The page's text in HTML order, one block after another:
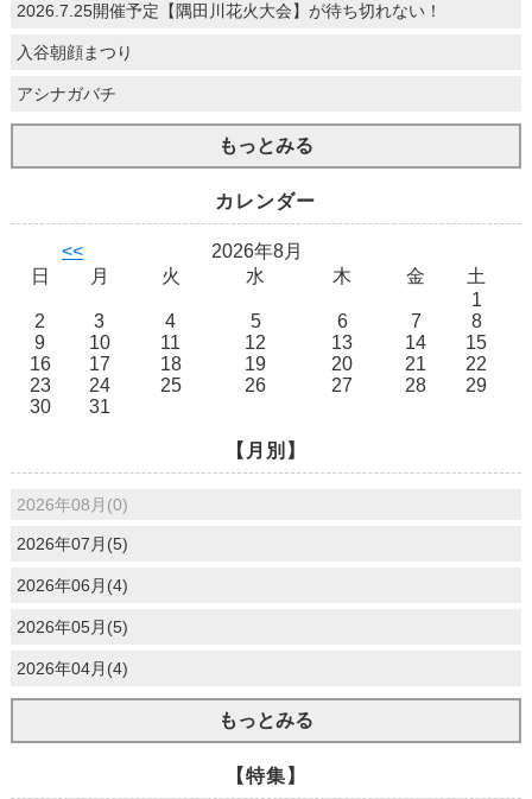
2026.7.25開催予定【隅田川花火大会】が待ち切れない！
入谷朝顔まつり
アシナガバチ
もっとみる
カレンダー
<<
2026年8月
日
月 火 水 木 金
土
1
2
3 4 5 6 7
8
9
10 11 12 13 14
15
16
17 18 19 20 21
22
23
24 25 26 27 28
29
30
31
【月別】
2026年08月(0)
2026年07月(5)
2026年06月(4)
2026年05月(5)
2026年04月(4)
もっとみる
【特集】